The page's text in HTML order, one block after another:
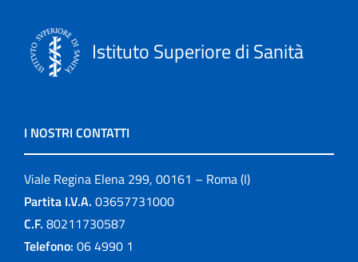
Istituto Superiore di Sanità
I NOSTRI CONTATTI
Viale Regina Elena 299, 00161 – Roma (I)
Partita I.V.A. 03657731000
C.F. 80211730587
Telefono: 06 4990 1